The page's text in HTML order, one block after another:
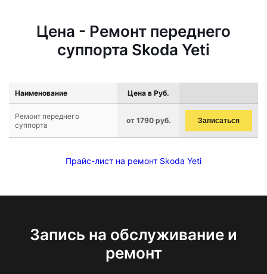
Цена - Ремонт переднего
суппорта Skoda Yeti
Наименование Цена в Руб.
Ремонт переднего
суппорта
от 1790 руб. Записаться
Прайс-лист на ремонт Skoda Yeti
Запись на обслуживание и
ремонт